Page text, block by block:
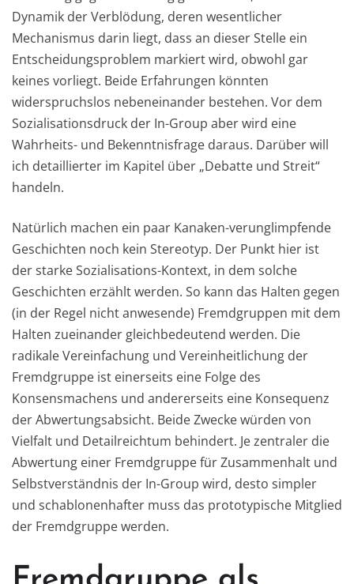
Dynamik der Verblödung, deren wesentlicher
Mechanismus darin liegt, dass an dieser Stelle ein
Entscheidungsproblem markiert wird, obwohl gar
keines vorliegt. Beide Erfahrungen könnten
widerspruchslos nebeneinander bestehen. Vor dem
Sozialisationsdruck der In-Group aber wird eine
Wahrheits- und Bekenntnisfrage daraus. Darüber will
ich detaillierter im Kapitel über „Debatte und Streit“
handeln.
Natürlich machen ein paar Kanaken-verunglimpfende
Geschichten noch kein Stereotyp. Der Punkt hier ist
der starke Sozialisations-Kontext, in dem solche
Geschichten erzählt werden. So kann das Halten gegen
(in der Regel nicht anwesende) Fremdgruppen mit dem
Halten zueinander gleichbedeutend werden. Die
radikale Vereinfachung und Vereinheitlichung der
Fremdgruppe ist einerseits eine Folge des
Konsensmachens und andererseits eine Konsequenz
der Abwertungsabsicht. Beide Zwecke würden von
Vielfalt und Detailreichtum behindert. Je zentraler die
Abwertung einer Fremdgruppe für Zusammenhalt und
Selbstverständnis der In-Group wird, desto simpler
und schablonenhafter muss das prototypische Mitglied
der Fremdgruppe werden.